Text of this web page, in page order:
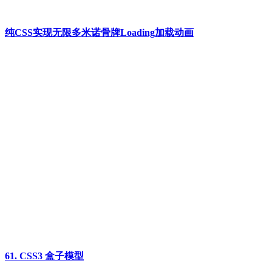
纯CSS实现无限多米诺骨牌Loading加载动画
61. CSS3 盒子模型